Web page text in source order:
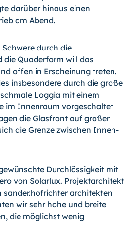
darüber hinaus einen
am Abend.
durch die
die Quaderform will das
offen in Erscheinung treten.
insbesondere durch die große
Loggia mit einem
im Innenraum vorgeschaltet
die Glasfront auf großer
die Grenze zwischen Innen-
Durchlässigkeit mit
von Solarlux. Projektarchitekt
sander.hofrichter architekten
wir sehr hohe und breite
die möglichst wenig